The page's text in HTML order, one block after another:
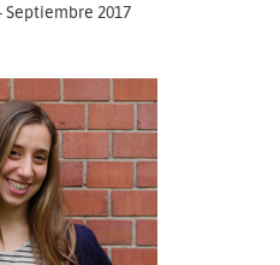
Septiembre 2017